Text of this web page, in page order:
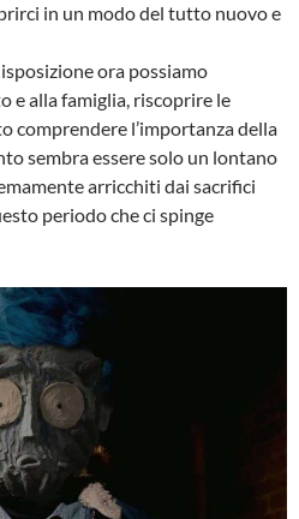
in un modo del tutto nuovo e
ora possiamo
e alla famiglia, riscoprire le
comprendere l’importanza della
sembra essere solo un lontano
arricchiti dai sacrifici
periodo che ci spinge